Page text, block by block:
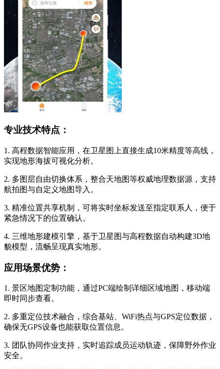
专业技术特点：
1. 高程数据智能应用，在卫星图上直接生成10米精度等高线，
实现地形海拔可视化分析。
2. 多图层自由切换体系，整合天地图等权威地理数据源，支持
航拍图与自定义地图导入。
3. 精准位置共享机制，可将实时坐标发送至指定联系人，便于
紧急情况下的位置确认。
4. 三维地形建模引擎，基于卫星图与高程数据自动构建3D地
貌模型，流畅呈现真实地形。
应用场景优势：
1. 景区地图定制功能，通过PC端绘制详细区域地图，移动端
即时同步查看。
2. 多重定位技术融合，综合基站、WiFi热点与GPS定位数据，
确保无GPS设备也能获取位置信息。
3. 团队协同作业支持，实时追踪成员运动轨迹，保障野外作业
安全。